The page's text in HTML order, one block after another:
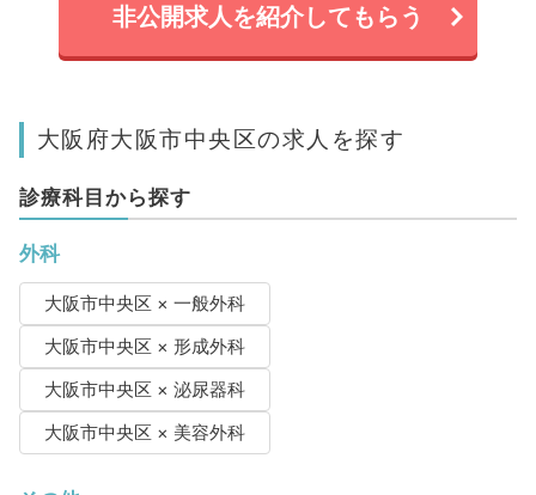
非公開求人を紹介してもらう
大阪府大阪市中央区の求人を探す
診療科目から探す
外科
大阪市中央区 × 一般外科
大阪市中央区 × 形成外科
大阪市中央区 × 泌尿器科
大阪市中央区 × 美容外科